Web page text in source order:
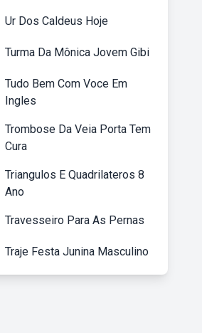
Ur Dos Caldeus Hoje
Turma Da Mônica Jovem Gibi
Tudo Bem Com Voce Em
Ingles
Trombose Da Veia Porta Tem
Cura
Triangulos E Quadrilateros 8
Ano
Travesseiro Para As Pernas
Traje Festa Junina Masculino